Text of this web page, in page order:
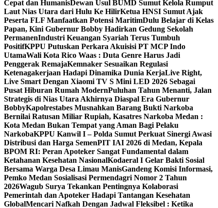
Cepat dan HumanisDewan Usul BUMD Sumut Kelola Rumput
Laut Nias Utara dari Hulu Ke HilirKetua HNSI Sumut Ajak
Peserta FLF Manfaatkan Potensi MaritimDulu Belajar di Kelas
Papan, Kini Gubernur Bobby Hadirkan Gedung Sekolah
PermanenIndustri Keuangan Syariah Terus Tumbuh
PositifKPPU Putuskan Perkara Akuisisi PT MCP Indo
UtamaWali Kota Rico Waas : Duta Genre Harus Jadi
Penggerak RemajaKemnaker Sesuaikan Regulasi
Ketenagakerjaan Hadapi Dinamika Dunia KerjaLive Right,
Live Smart Dengan Xiaomi TV S Mini LED 2026 Sebagai
Pusat Hiburan Rumah ModernPuluhan Tahun Menanti, Jalan
Strategis di Nias Utara Akhirnya Diaspal Era Gubernur
BobbyKapolrestabes Musnahkan Barang Bukti Narkoba
Bernilai Ratusan Miliar Rupiah, Kasatres Narkoba Medan :
Kota Medan Bukan Tempat yang Aman Bagi Pelaku
NarkobaKPPU Kanwil I – Polda Sumut Perkuat Sinergi Awasi
Distribusi dan Harga SemenPIT IAI 2026 di Medan, Kepala
BPOM RI: Peran Apoteker Sangat Fundamental dalam
Ketahanan Kesehatan NasionalKodaeral I Gelar Bakti Sosial
Bersama Warga Desa Limau ManisGandeng Komisi Informasi,
Pemko Medan Sosialisasi Permendagri Nomor 2 Tahun
2026Wagub Surya Tekankan Pentingnya Kolaborasi
Pemerintah dan Apoteker Hadapi Tantangan Kesehatan
GlobalMencari Nafkah Dengan Jadwal Fleksibel : Ketika